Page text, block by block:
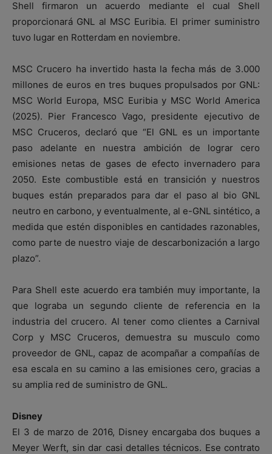
Shell firmaron un acuerdo mediante el cual Shell
proporcionará GNL al MSC Euribia. El primer suministro
tuvo lugar en Rotterdam en noviembre.
MSC Crucero ha invertido hasta la fecha más de 3.000
millones de euros en tres buques propulsados por GNL:
MSC World Europa, MSC Euribia y MSC World America
(2025). Pier Francesco Vago, presidente ejecutivo de
MSC Cruceros, declaró que “El GNL es un importante
paso adelante en nuestra ambición de lograr cero
emisiones netas de gases de efecto invernadero para
2050. Este combustible está en transición y nuestros
buques están preparados para dar el paso al bio GNL
neutro en carbono, y eventualmente, al e-GNL sintético, a
medida que estén disponibles en cantidades razonables,
como parte de nuestro viaje de descarbonización a largo
plazo”.
Para Shell este acuerdo era también muy importante, la
que lograba un segundo cliente de referencia en la
industria del crucero. Al tener como clientes a Carnival
Corp y MSC Cruceros, demuestra su musculo como
proveedor de GNL, capaz de acompañar a compañías de
esa escala en su camino a las emisiones cero, gracias a
su amplia red de suministro de GNL.
Disney
El 3 de marzo de 2016, Disney encargaba dos buques a
Meyer Werft, sin dar casi detalles técnicos. Ese contrato